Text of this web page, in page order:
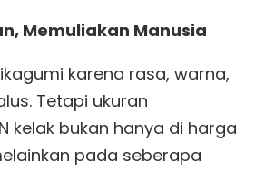
Memuliakan Manusia
karena rasa, warna,
Tetapi ukuran
kelak bukan hanya di harga
pada seberapa